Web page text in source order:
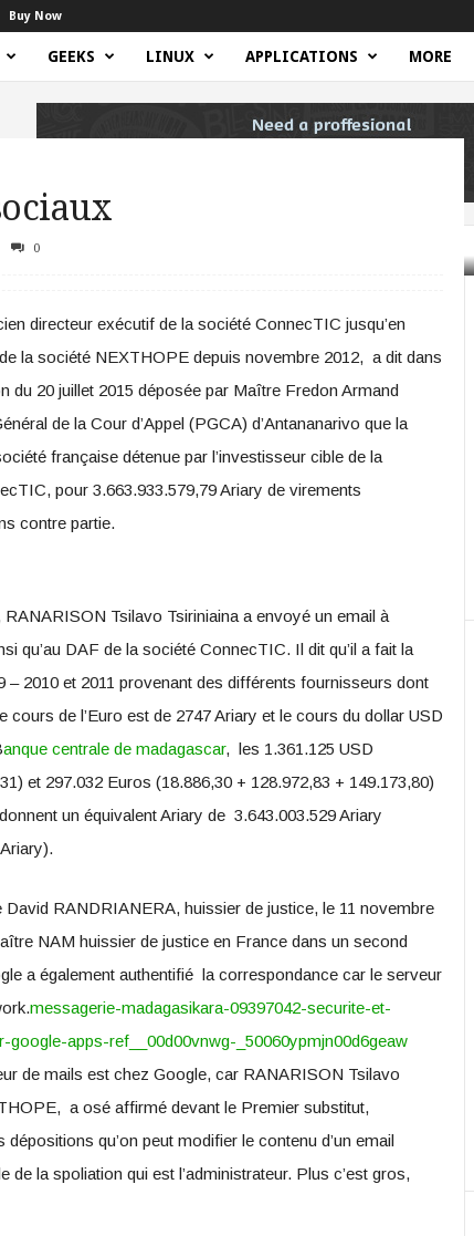
Buy Now
GEEKS LINUX APPLICATIONS MORE
0
directeur exécutif de la société ConnecTIC jusqu’en
la société NEXTHOPE depuis novembre 2012, a dit dans
du 20 juillet 2015 déposée par Maître Fredon Armand
de la Cour d’Appel (PGCA) d’Antananarivo que la
française détenue par l’investisseur cible de la
pour 3.663.933.579,79 Ariary de virements
contre partie.
Tsilavo Tsiriniaina a envoyé un email à
qu’au DAF de la société ConnecTIC. Il dit qu’il a fait la
– 2010 et 2011 provenant des différents fournisseurs dont
cours de l’Euro est de 2747 Ariary et le cours du dollar USD
anque centrale de madagascar, les 1.361.125 USD
et 297.032 Euros (18.886,30 + 128.972,83 + 149.173,80)
un équivalent Ariary de 3.643.003.529 Ariary
RANDRIANERA, huissier de justice, le 11 novembre
NAM huissier de justice en France dans un second
a également authentifié la correspondance car le serveur
messagerie-madagasikara-09397042-securite-et-
apps-ref__00d00vnwg-_50060ypmjn00d6geaw
de mails est chez Google, car RANARISON Tsilavo
a osé affirmé devant le Premier substitut,
qu’on peut modifier le contenu d’un email
de la spoliation qui est l’administrateur. Plus c’est gros,